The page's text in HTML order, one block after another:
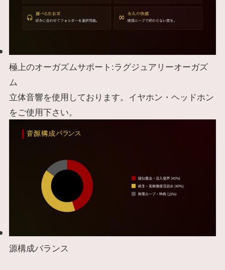
極上のオーガズムサポート:ラグジュアリーオーガズ
ム
立体音響を使用しております。イヤホン・ヘッドホン
をご使用下さい。
源構成バランス